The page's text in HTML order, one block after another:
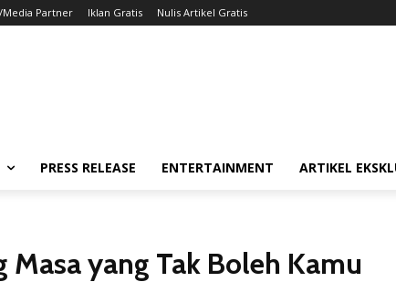
Media Partner Iklan Gratis Nulis Artikel Gratis
PRESS RELEASE ENTERTAINMENT ARTIKEL
yang Tak Boleh Kamu